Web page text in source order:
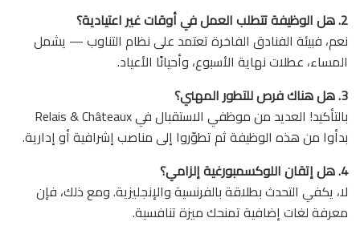
2. هل الوظيفة تتطلب العمل في أوقات غير اعتيادية؟
نعم، فبيئة الفنادق الفاخرة تعتمد على نظام التناوب — يشمل
المساء، عطلات نهاية الأسبوع، وأحيانًا الأعياد.
3. هل هناك فرص للتطور المهني؟
بالتأكيد! العديد من موظفي الاستقبال في Relais & Châteaux
بدأوا من هذه الوظيفة ثم تطوّروا إلى مناصب إشرافية أو إدارية.
4. هل إتقان اللوكسمبورغية إلزامي؟
لا، يكفي التحدث بطلاقة بالفرنسية والإنجليزية. ومع ذلك، فإن
معرفة لغات إضافية تمنحك ميزة تنافسية.